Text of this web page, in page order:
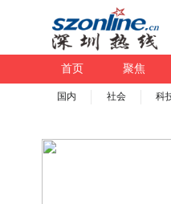
首页 聚焦
国内 社会 科